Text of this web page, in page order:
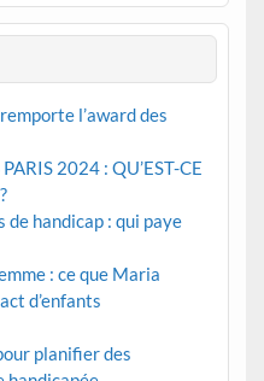
l’award des
2024 : QU’EST-CE
de handicap : qui paye
: ce que Maria
d’enfants
planifier des